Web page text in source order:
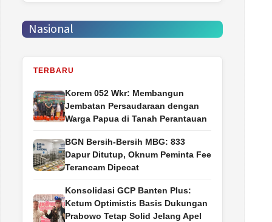
Nasional
TERBARU
Korem 052 Wkr: Membangun
Jembatan Persaudaraan dengan
Warga Papua di Tanah Perantauan
BGN Bersih-Bersih MBG: 833
Dapur Ditutup, Oknum Peminta Fee
Terancam Dipecat
Konsolidasi GCP Banten Plus:
Ketum Optimistis Basis Dukungan
Prabowo Tetap Solid Jelang Apel